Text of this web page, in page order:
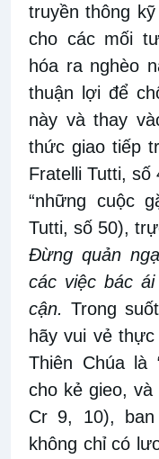
truyền thông
cho các mối
hóa ra nghèo
thuận lợi để
này và thay
thức giao tiếp
Fratelli Tutti,
“những cuộc
Tutti, số 50),
Đừng quản
các việc bác
cận.Trong
hãy vui vẻ
Thiên Chúa là
cho kẻ gieo, và
Cr 9, 10),
không chỉ có